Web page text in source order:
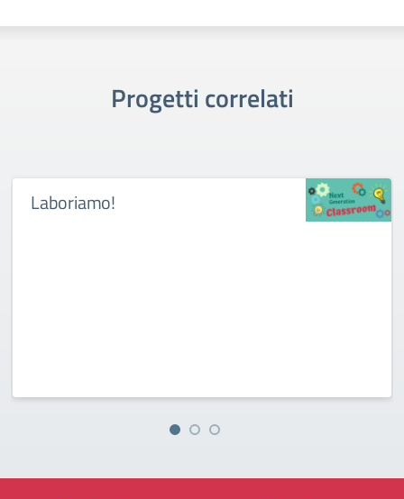
Progetti correlati
Laboriamo!